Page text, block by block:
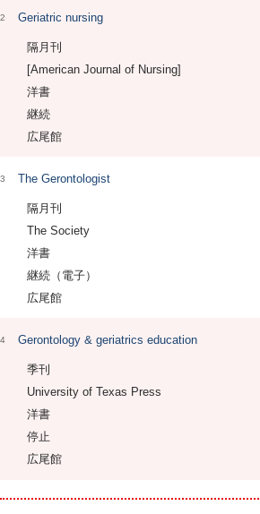
2 Geriatric nursing
隔月刊
[American Journal of Nursing]
洋書
継続
広尾館
3 The Gerontologist
隔月刊
The Society
洋書
継続（電子）
広尾館
4 Gerontology & geriatrics education
季刊
University of Texas Press
洋書
停止
広尾館